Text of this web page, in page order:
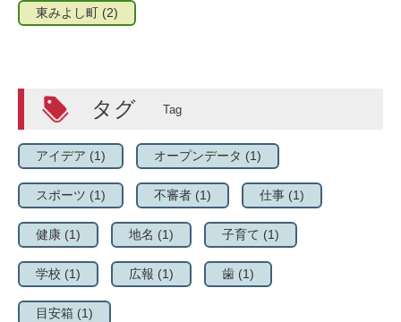
東みよし町 (2)
タグ
アイデア (1) オープンデータ (1)
スポーツ (1) 不審者 (1) 仕事 (1)
健康 (1) 地名 (1) 子育て (1)
学校 (1) 広報 (1) 歯 (1)
目安箱 (1)